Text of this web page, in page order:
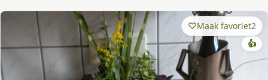
Maak favoriet2
👍